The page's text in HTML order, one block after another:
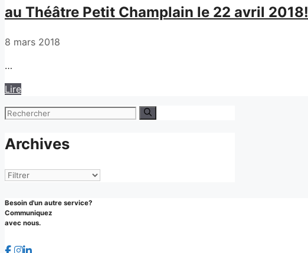
au Théâtre Petit Champlain le 22 avril 2018!
8 mars 2018
…
Lire
Rechercher :
Archives
Archives
Besoin d'un autre service?
Communiquez
avec nous.